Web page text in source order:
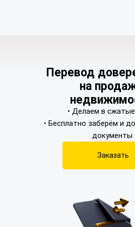
Перевод
на
• Делаем в
• Бесплатно заберём и
документы
Заказать